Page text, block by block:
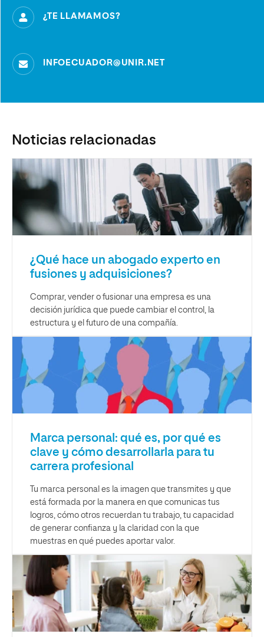
¿TE LLAMAMOS?
INFOECUADOR@UNIR.NET
Noticias relacionadas
¿Qué hace un abogado experto en
fusiones y adquisiciones?
Comprar, vender o fusionar una empresa es una
decisión jurídica que puede cambiar el control, la
estructura y el futuro de una compañía.
Marca personal: qué es, por qué es
clave y cómo desarrollarla para tu
carrera profesional
Tu marca personal es la imagen que transmites y que
está formada por la manera en que comunicas tus
logros, cómo otros recuerdan tu trabajo, tu capacidad
de generar confianza y la claridad con la que
muestras en qué puedes aportar valor.